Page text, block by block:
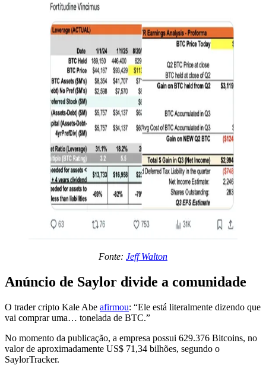
Fonte: Jeff Walton
Anúncio de Saylor divide a comunidade
O trader cripto Kale Abe afirmou: “Ele está literalmente dizendo que
vai comprar uma… tonelada de BTC.”
No momento da publicação, a empresa possui 629.376 Bitcoins, no
valor de aproximadamente US$ 71,34 bilhões, segundo o
SaylorTracker.